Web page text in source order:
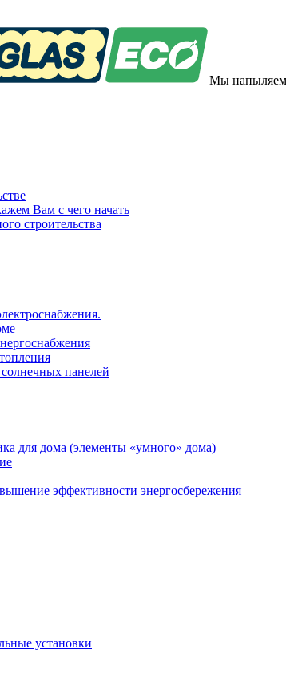
Мы
Вам с чего начать
строительства
панелей
для дома (элементы «умного» дома)
эффективности энергосбережения
установки